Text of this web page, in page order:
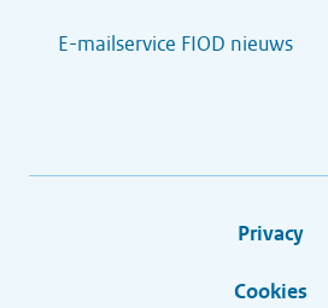
E-mailservice FIOD nieuws
Privacy
Cookies